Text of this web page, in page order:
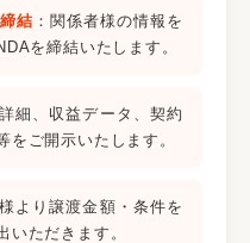
結 ：関係者様の情報を
を締結いたします。
細、収益データ、契約
をご開示いたします。
より譲渡金額・条件を
いただきます。